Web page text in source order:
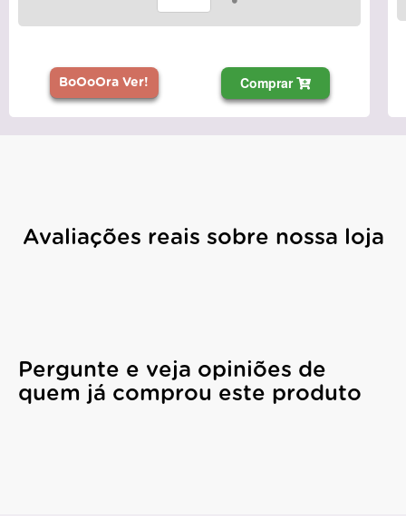
BoOoOra Ver! Comprar
Avaliações reais sobre nossa loja
Pergunte e veja opiniões de
quem já comprou este produto